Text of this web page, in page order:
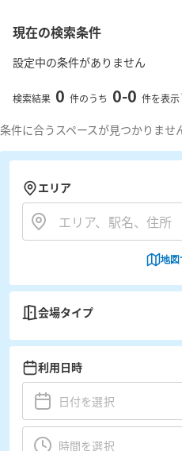
現在の検索条件
設定中の条件がありません
検索結果 0 件のうち 0-0 件を表示
条件に合うスペースが見つかりませ
エリア
地図
会場タイプ
利用日時